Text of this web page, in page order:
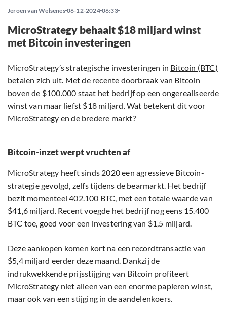
Jeroen van Welsenes 06-12-2024 06:33
MicroStrategy behaalt $18 miljard winst
met Bitcoin investeringen
MicroStrategy’s strategische investeringen in Bitcoin (BTC)
betalen zich uit. Met de recente doorbraak van Bitcoin
boven de $100.000 staat het bedrijf op een ongerealiseerde
winst van maar liefst $18 miljard. Wat betekent dit voor
MicroStrategy en de bredere markt?
Bitcoin-inzet werpt vruchten af
MicroStrategy heeft sinds 2020 een agressieve Bitcoin-
strategie gevolgd, zelfs tijdens de bearmarkt. Het bedrijf
bezit momenteel 402.100 BTC, met een totale waarde van
$41,6 miljard. Recent voegde het bedrijf nog eens 15.400
BTC toe, goed voor een investering van $1,5 miljard.
Deze aankopen komen kort na een recordtransactie van
$5,4 miljard eerder deze maand. Dankzij de
indrukwekkende prijsstijging van Bitcoin profiteert
MicroStrategy niet alleen van een enorme papieren winst,
maar ook van een stijging in de aandelenkoers.